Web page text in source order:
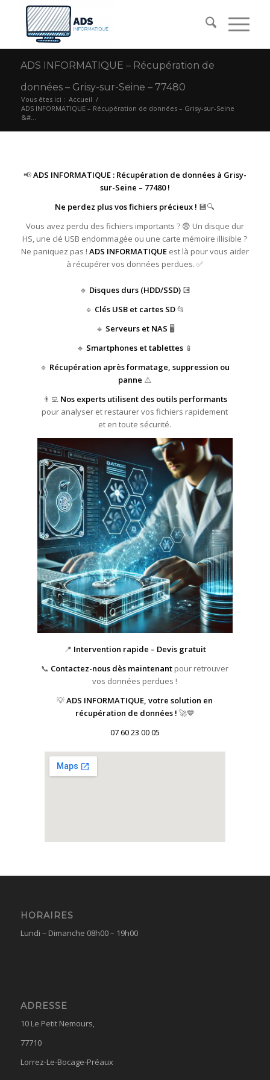
ADS INFORMATIQUE – Récupération de
données – Grisy-sur-Seine – 77480
Vous êtes ici : Accueil /
ADS INFORMATIQUE – Récupération de données – Grisy-sur-Seine
&#...
📢ADS INFORMATIQUE : Récupération de données à Grisy-
sur-Seine – 77480 !
Ne perdez plus vos fichiers précieux ! 💾🔍
Vous avez perdu des fichiers importants ? 😨 Un disque dur
HS, une clé USB endommagée ou une carte mémoire illisible ?
Ne paniquez pas ! ADS INFORMATIQUEest là pour vous aider
à récupérer vos données perdues. ✅
🔹 Disques durs (HDD/SSD)💽
🔹 Clés USB et cartes SD📂
🔹 Serveurs et NAS 🖥️
🔹 Smartphones et tablettes 📱
🔹 Récupération après formatage, suppression ou
panne ⚠️
👨‍💻 Nos experts utilisent des outils performants
pour analyser et restaurer vos fichiers rapidement
et en toute sécurité.
📍 Intervention rapide – Devis gratuit
📞 Contactez-nous dès maintenant pour retrouver
vos données perdues !
💡ADS INFORMATIQUE, votre solution en
récupération de données ! 🚀💙
07 60 23 00 05
HORAIRES
Lundi – Dimanche 08h00 – 19h00
ADRESSE
10 Le Petit Nemours,
77710
Lorrez-Le-Bocage-Préaux